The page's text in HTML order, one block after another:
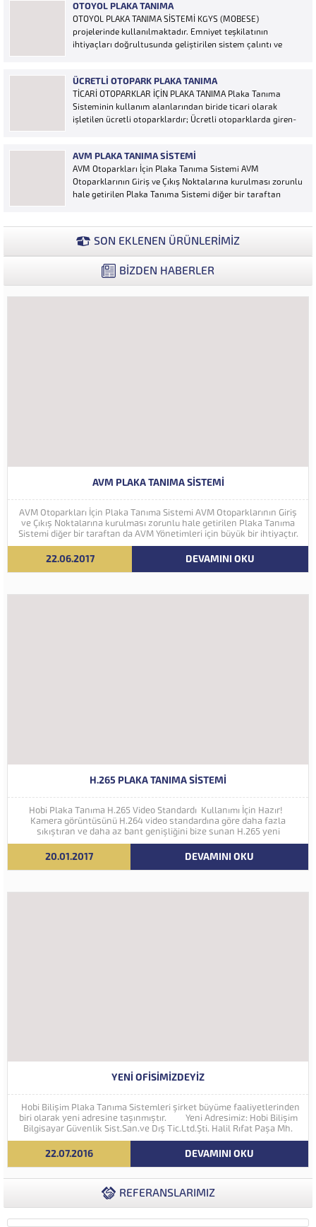
için yeterlidir… Plaka tanıma sistemi otoparklarda
sisteme...
OTOYOL PLAKA TANIMA
OTOYOL PLAKA TANIMA SİSTEMİ KGYS (MOBESE)
projelerinde kullanılmaktadır. Emniyet teşkilatının
ihtiyaçları doğrultusunda geliştirilen sistem çalıntı ve
araçların Plakalarının tanımlanmasına yönelik geliştirilen
bir yazılımdır. Sistem karayolları şeritlerine yerleştirilen
kameralar sayesinde alınan...
ÜCRETLI OTOPARK PLAKA TANIMA
TİCARİ OTOPARKLAR İÇİN PLAKA TANIMA Plaka Tanıma
Sisteminin kullanım alanlarından biride ticari olarak
işletilen ücretli otoparklardır; Ücretli otoparklarda giren-
Ücretin otopark girişinde araç tipine göre peşin alınması
ya...
AVM PLAKA TANIMA SISTEMI
AVM Otoparkları İçin Plaka Tanıma Sistemi AVM
Otoparklarının Giriş ve Çıkış Noktalarına kurulması zorunlu
hale getirilen Plaka Tanıma Sistemi diğer bir taraftan
verilerle müşteri yoğunluk analizlerini çok ayrıntılı...
SON EKLENEN ÜRÜNLERİMİZ
BİZDEN HABERLER
AVM PLAKA TANIMA SISTEMI
AVM Otoparkları İçin Plaka Tanıma Sistemi AVM Otoparklarının Giriş
ve Çıkış Noktalarına kurulması zorunlu hale getirilen Plaka Tanıma
Sistemi diğer bir taraftan da AVM Yönetimleri için büyük bir ihtiyaçtır.
AVM Yönetimleri Plaka Tanıma Sisteminden elde edecekleri verilerle
müşteri yoğunluk analizlerini çok ayrıntılı...
22.06.2017 DEVAMINI OKU
H.265 PLAKA TANIMA SISTEMI
Hobi Plaka Tanıma H.265 Video Standardı Kullanımı İçin Hazır!
Kamera görüntüsünü H.264 video standardına göre daha fazla
sıkıştıran ve daha az bant genişliğini bize sunan H.265 yeni
nesil kodlama teknolojisi Hobi Plaka Tanıma Sistemine eklenmiştir.
İleriki yıllarda 4K ve...
20.01.2017 DEVAMINI OKU
YENI OFISIMIZDEYIZ
Hobi Bilişim Plaka Tanıma Sistemleri şirket büyüme faaliyetlerinden
biri olarak yeni adresine taşınmıştır. Yeni Adresimiz: Hobi Bilişim
Bilgisayar Güvenlik Sist.San.ve Dış Tic.Ltd.Şti. Halil Rıfat Paşa Mh.
Perpa Ticaret Merkezi A Blok Kat:5 No:71-73 (34384) Şişli...
22.07.2016 DEVAMINI OKU
REFERANSLARIMIZ